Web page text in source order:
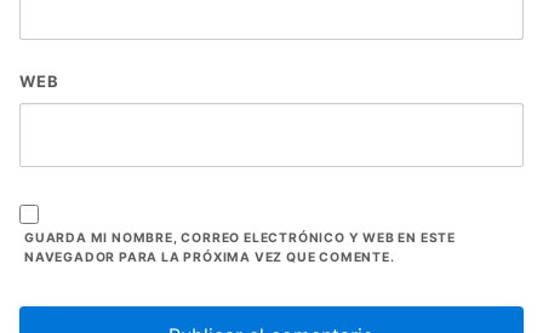
WEB
GUARDA MI NOMBRE, CORREO ELECTRÓNICO Y WEB EN ESTE
NAVEGADOR PARA LA PRÓXIMA VEZ QUE COMENTE.